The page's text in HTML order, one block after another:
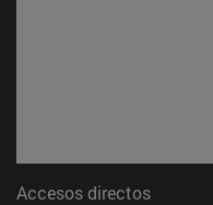
Accesos directos